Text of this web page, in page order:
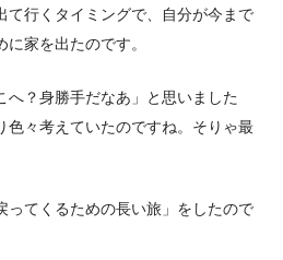
て行くタイミングで、自分が今まで
家を出たのです。
へ？身勝手だなあ」と思いました
色々考えていたのですね。そりゃ最
ってくるための長い旅」をしたので